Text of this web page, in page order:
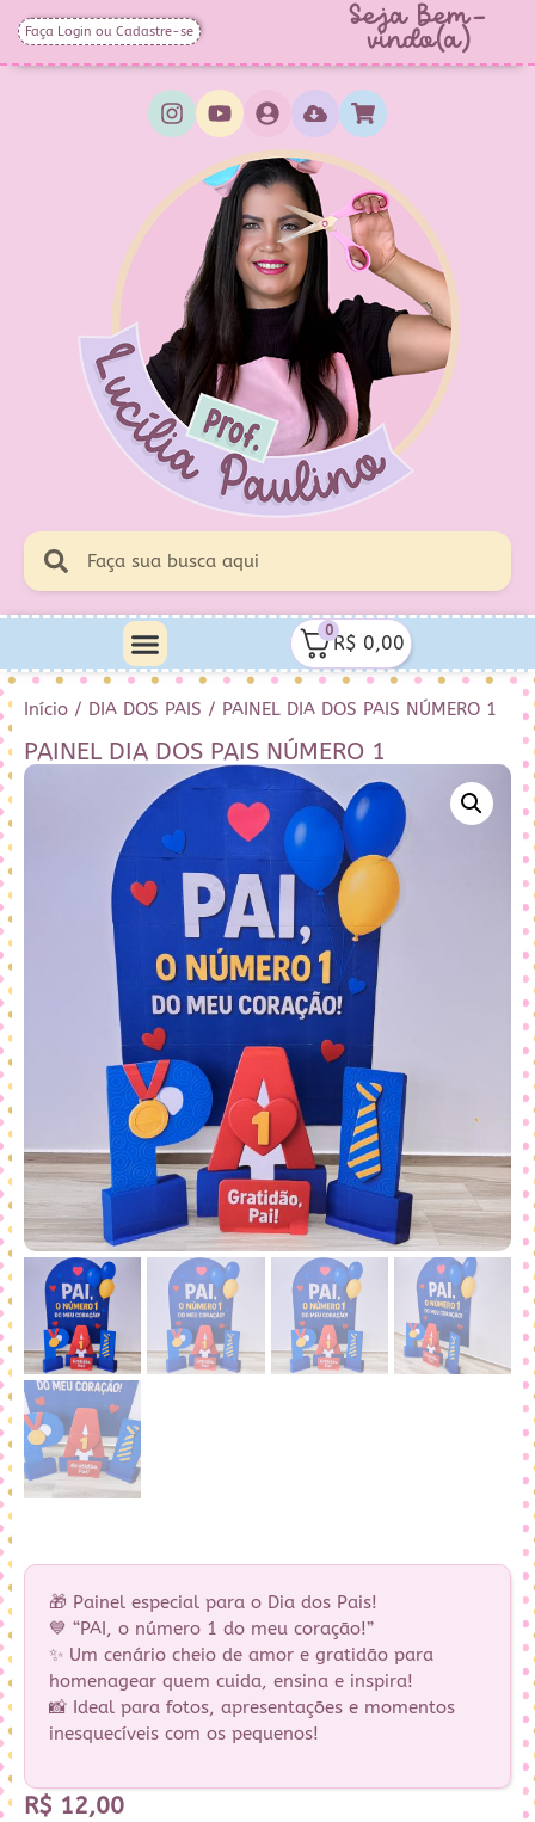
Faça Login ou Cadastre-se Seja Bem-
vindo(a)
0
R$ 0,00
Início / DIA DOS PAIS / PAINEL DIA DOS PAIS NÚMERO 1
PAINEL DIA DOS PAIS NÚMERO 1
🎁 Painel especial para o Dia dos Pais!
💙 “PAI, o número 1 do meu coração!”
✨ Um cenário cheio de amor e gratidão para
homenagear quem cuida, ensina e inspira!
📸 Ideal para fotos, apresentações e momentos
inesquecíveis com os pequenos!
R$ 12,00